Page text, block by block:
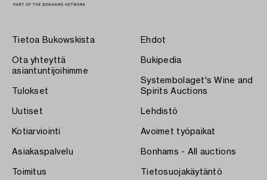
Tietoa Bukowskista
Ota yhteyttä
asiantuntijoihimme
Tulokset
Uutiset
Kotiarviointi
Asiakaspalvelu
Toimitus
Ehdot
Bukipedia
Systembolaget's Wine and
Spirits Auctions
Lehdistö
Avoimet työpaikat
Bonhams - All auctions
Tietosuojakäytäntö